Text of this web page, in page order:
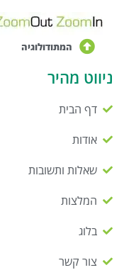
המתודולוגיה
ניווט מהיר
דף הבית
אודות
שאלות ותשובות
המלצות
בלוג
צור קשר